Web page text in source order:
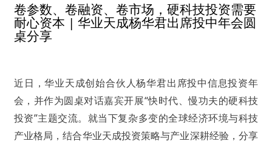
卷参数、卷融资、卷市场，硬科技投资需要
耐心资本 | 华业天成杨华君出席投中年会圆
桌分享
近日，华业天成创始合伙人杨华君出席投中信息投资年
会，并作为圆桌对话嘉宾开展“快时代、慢功夫的硬科技
投资”主题交流。就当下复杂多变的全球经济环境与科技
产业格局，结合华业天成投资策略与产业深耕经验，分享